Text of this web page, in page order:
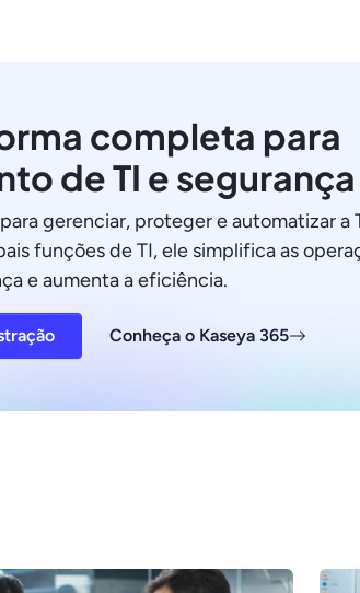
completa para
de TI e segurança
gerenciar, proteger e automatizar a
funções de TI, ele simplifica as
e aumenta a eficiência.
Conheça o Kaseya 365